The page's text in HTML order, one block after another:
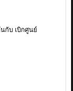
กับ เบิกศูนย์